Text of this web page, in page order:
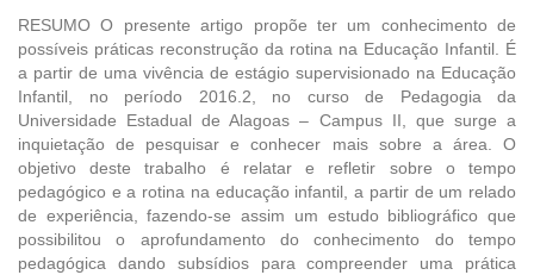
RESUMO O presente artigo propõe ter um conhecimento de
possíveis práticas reconstrução da rotina na Educação Infantil. É
a partir de uma vivência de estágio supervisionado na Educação
Infantil, no período 2016.2, no curso de Pedagogia da
Universidade Estadual de Alagoas – Campus II, que surge a
inquietação de pesquisar e conhecer mais sobre a área. O
objetivo deste trabalho é relatar e refletir sobre o tempo
pedagógico e a rotina na educação infantil, a partir de um relado
de experiência, fazendo-se assim um estudo bibliográfico que
possibilitou o aprofundamento do conhecimento do tempo
pedagógica dando subsídios para compreender uma prática